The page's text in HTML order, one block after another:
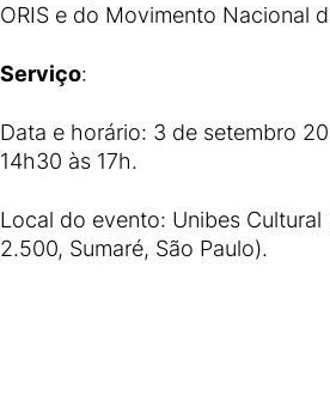
ORIS e do Movimento Nacional
Serviço:
Data e horário: 3 de setembro
14h30 às 17h.
Local do evento: Unibes Cultural
2.500, Sumaré, São Paulo).